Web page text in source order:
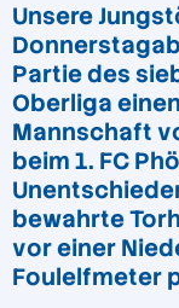
Unsere
Partie des
Oberliga
Mannschaft
beim 1. FC
bewahrte
vor einer
Foulelfmeter